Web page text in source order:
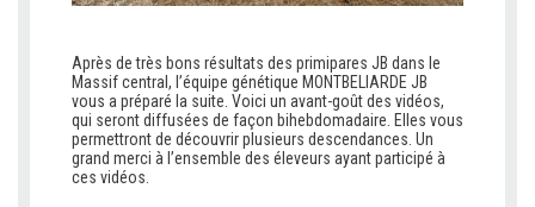
Après de très bons résultats des primipares JB dans le
Massif central, l’équipe génétique MONTBELIARDE JB
vous a préparé la suite. Voici un avant-goût des vidéos,
qui seront diffusées de façon bihebdomadaire. Elles vous
permettront de découvrir plusieurs descendances. Un
grand merci à l’ensemble des éleveurs ayant participé à
ces vidéos.